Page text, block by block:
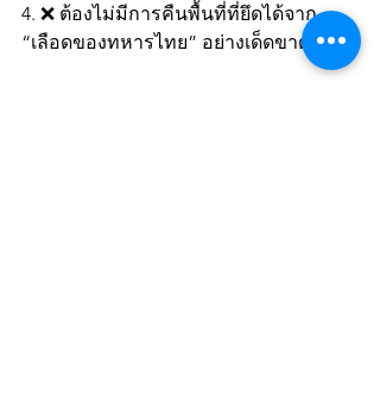
4. ❌ ต้องไม่มีการคืนพื้นที่ที่ยึดได้จาก
“เลือดของทหารไทย” อย่างเด็ดขาด